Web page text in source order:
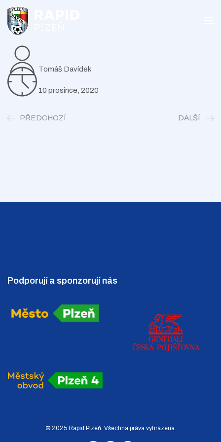
Tomáš Davídek
10 prosince, 2020
PŘEDCHOZÍ DALŠÍ
Podporují a sponzorují nás
© 2025 Rapid Plzeň. Všechna práva vyhrazena.